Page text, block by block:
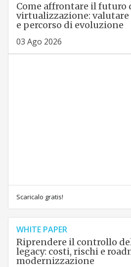
Come affrontare il futuro
virtualizzazione:
e percorso di evoluzione
03 Ago 2026
Scaricalo gratis!
WHITE PAPER
Riprendere il controllo
legacy: costi, rischi e
modernizzazione